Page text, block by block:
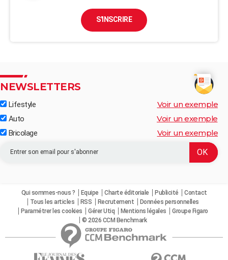
S'INSCRIRE
NEWSLETTERS
Lifestyle Voir un exemple
Auto Voir un exemple
Bricolage Voir un exemple
Qui sommes-nous ? Equipe Charte éditoriale Publicité
Contact
Tous les articles
RSS Recrutement
Données personnelles
Paramétrer les cookies
Gérer Utiq Mentions légales
Groupe Figaro
© 2026 CCM Benchmark